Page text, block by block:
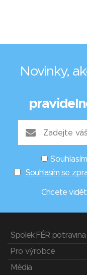
Novinky,
Souhlasím se
Chcete vidět
Spolek FÉR potravina
Pro výrobce
Média